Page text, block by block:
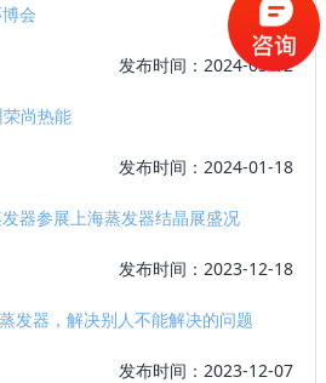
会
发布时间：2024-03-12
尚热能
发布时间：2024-01-18
器参展上海蒸发器结晶展盛况
发布时间：2023-12-18
发器，解决别人不能解决的问题
发布时间：2023-12-07